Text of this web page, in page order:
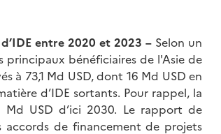
entre 2020 et 2023 –Selon un
principaux bénéficiaires de l'Asie de
à 73,1 Md USD, dont 16 Md USD en
d’IDE sortants. Pour rappel, la
USD d’ici 2030. Le rapport de
accords de financement de projets